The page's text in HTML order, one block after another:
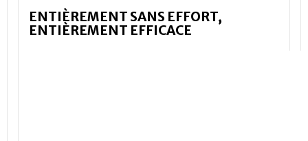
ENTIÈREMENT SANS EFFORT,
ENTIÈREMENT EFFICACE